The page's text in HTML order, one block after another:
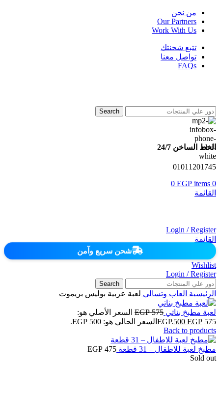
من نحن
Our Partners
Work With Us
تتبع شحنتك
تواصل معنا
FAQs
Search
الخط الساخن 24/7
01011201745
0
items
0 EGP
القائمة
Login / Register
القائمة
شحن سريع وآمن
Wishlist
Login / Register
Search
الرئيسية العاب وتسالي لعبة عربية بوليس بريموت
لعبة مطبخ بناتي 575
EGP السعر الأصلي هو:
575 EGP.
500 EGP
السعر الحالي هو: 500 EGP.
Back to products
مطبخ لعبة للاطفال – 31 قطعة 475
EGP
Sold out